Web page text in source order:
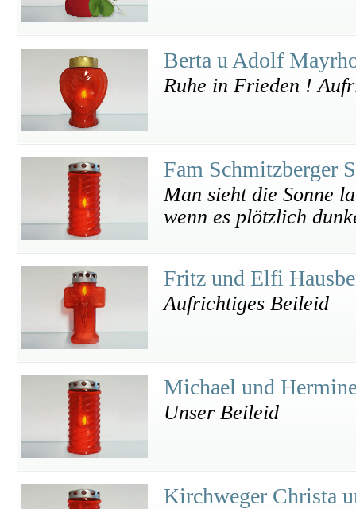
Berta u Adolf
Ruhe in Frieden !
Fam Schmitzberger
Man sieht die Sonne
wenn es plötzlich
Fritz und Elfi
Aufrichtiges Beileid
Michael und
Unser Beileid
Kirchweger Christa